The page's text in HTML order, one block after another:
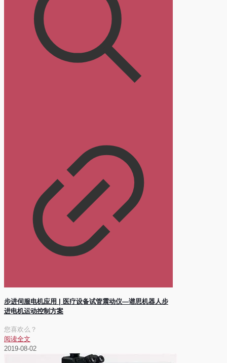
步进伺服电机应用 | 医疗设备试管震动仪—谱思机器人步
进电机运动控制方案
您喜欢么？
阅读全文
2019-08-02